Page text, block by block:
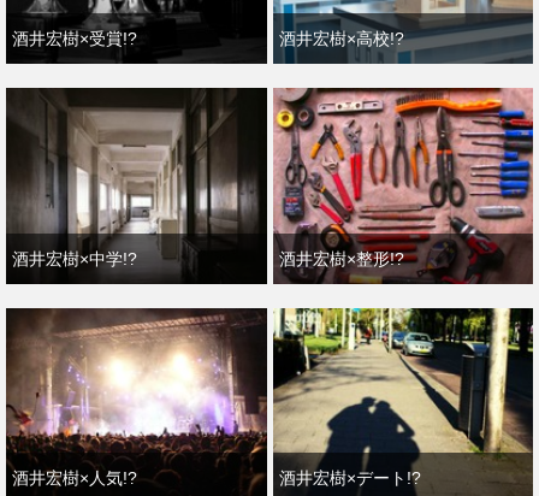
酒井宏樹×受賞!? 酒井宏樹×高校!?
酒井宏樹×中学!? 酒井宏樹×整形!?
酒井宏樹×人気!? 酒井宏樹×デート!?